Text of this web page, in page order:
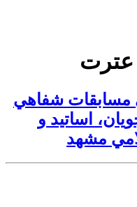
مسابقات شفاهي
اساتيد و
مشهد